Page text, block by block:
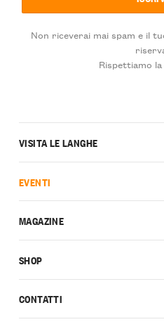
Non riceverai mai spam e il
Rispettiamo
CONTATTI
VISITA LE LANGHE
EVENTI
MAGAZINE
SHOP